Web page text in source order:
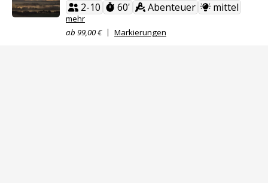
2-10 60' Abenteuer mittel
mehr
ab 99,00 €
Markierungen